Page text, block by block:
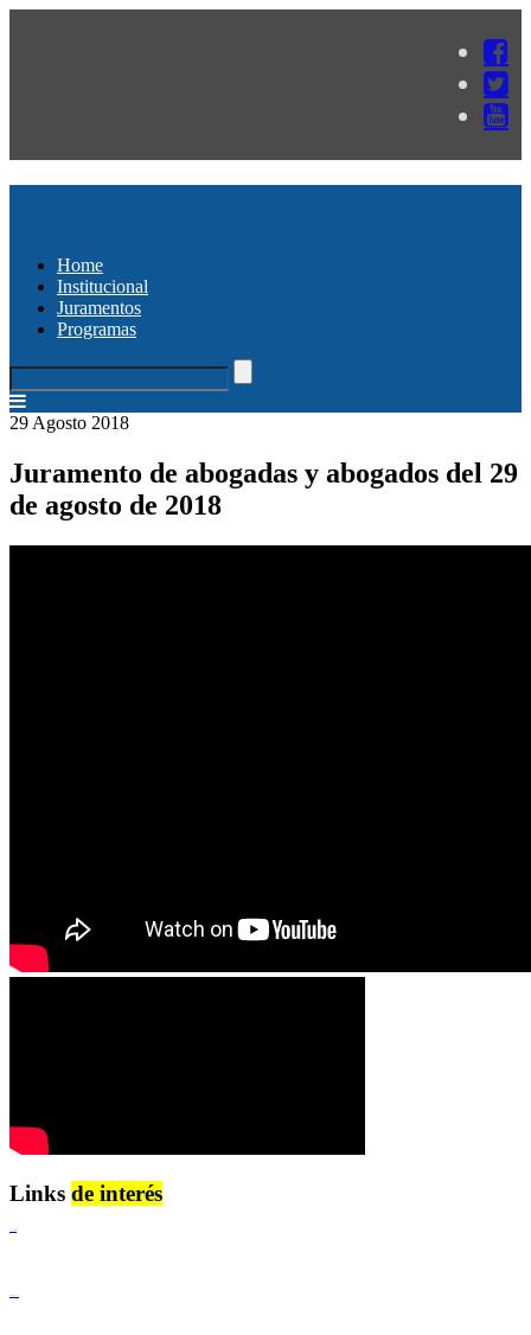
Home
Institucional
Juramentos
Programas
29 Agosto 2018
Juramento de abogadas y abogados del 29
de agosto de 2018
Links de interés